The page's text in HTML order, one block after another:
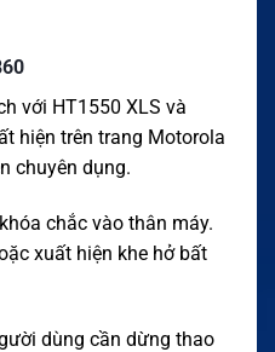
với HT1550 XLS và
hiện trên trang Motorola
chuyên dụng.
chắc vào thân máy.
xuất hiện khe hở bất
dùng cần dừng thao